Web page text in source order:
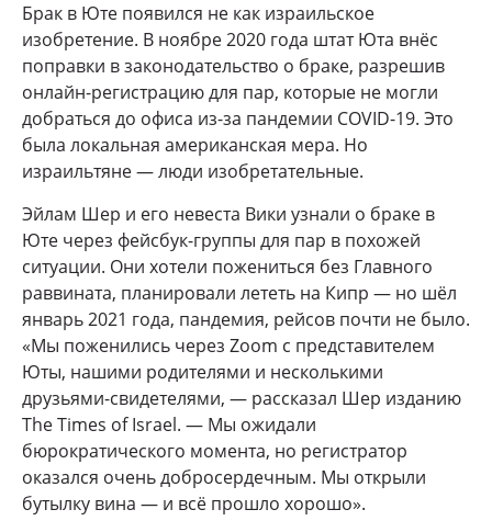
Брак в Юте появился не как израильское
изобретение. В ноябре 2020 года штат Юта внёс
поправки в законодательство о браке, разрешив
онлайн-регистрацию для пар, которые не могли
добраться до офиса из-за пандемии COVID-19. Это
была локальная американская мера. Но
израильтяне — люди изобретательные.
Эйлам Шер и его невеста Вики узнали о браке в
Юте через фейсбук-группы для пар в похожей
ситуации. Они хотели пожениться без Главного
раввината, планировали лететь на Кипр — но шёл
январь 2021 года, пандемия, рейсов почти не было.
«Мы поженились через Zoom с представителем
Юты, нашими родителями и несколькими
друзьями-свидетелями, — рассказал Шер изданию
The Times of Israel. — Мы ожидали
бюрократического момента, но регистратор
оказался очень добросердечным. Мы открыли
бутылку вина — и всё прошло хорошо».